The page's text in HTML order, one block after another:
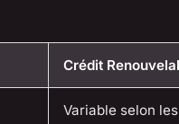
Crédit
Variable selon les